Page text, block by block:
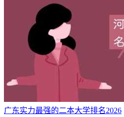
广东实力最强的二本大学排名2026